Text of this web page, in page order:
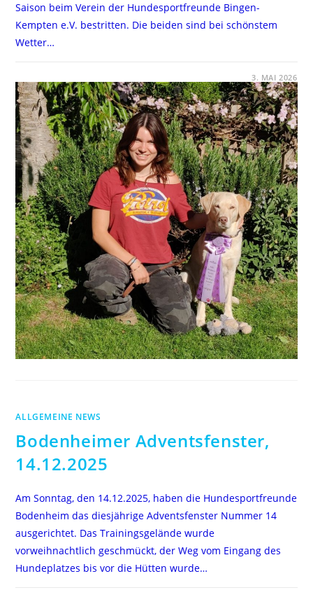
Saison beim Verein der Hundesportfreunde Bingen-
Kempten e.V. bestritten. Die beiden sind bei schönstem
Wetter…
RALLY-
OBEDIENCE-
TURNIER
IN
BINGEN-
KEMPTEN,
01.05.2026
3. MAI 2026
ALLGEMEINE NEWS
Bodenheimer Adventsfenster,
14.12.2025
Am Sonntag, den 14.12.2025, haben die Hundesportfreunde
Bodenheim das diesjährige Adventsfenster Nummer 14
ausgerichtet. Das Trainingsgelände wurde
vorweihnachtlich geschmückt, der Weg vom Eingang des
Hundeplatzes bis vor die Hütten wurde…